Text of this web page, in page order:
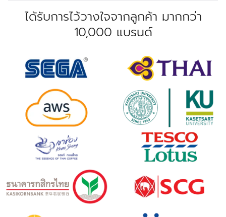
ได้รับการไว้วางใจจากลูกค้า มากกว่า
10,000 แบรนด์